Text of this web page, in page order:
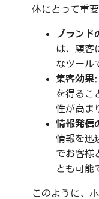
体にとって重要
ブランド
は、顧客
なツール
集客効果:
を得るこ
性が高ま
情報発信
情報を迅
でお客様
とも可能
このように、